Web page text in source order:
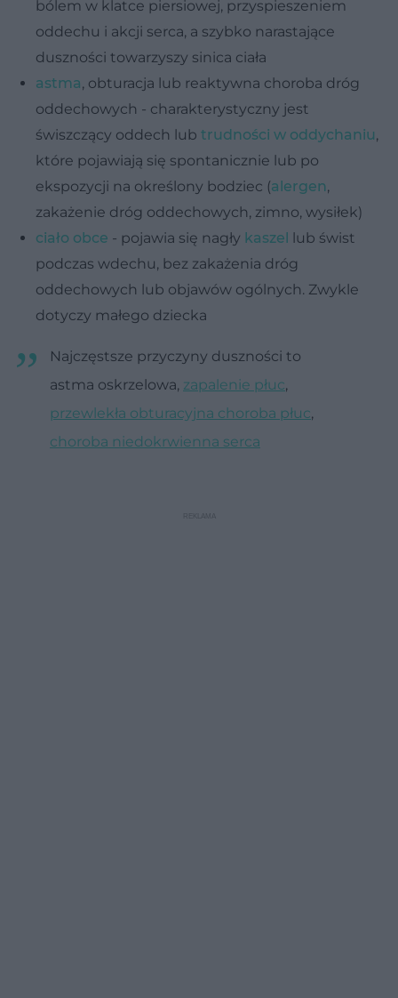
bólem w klatce piersiowej, przyspieszeniem
oddechu i akcji serca, a szybko narastające
duszności towarzyszy sinica ciała
astma, obturacja lub reaktywna choroba dróg
oddechowych - charakterystyczny jest
świszczący oddech lub trudności w oddychaniu,
które pojawiają się spontanicznie lub po
ekspozycji na określony bodziec (alergen,
zakażenie dróg oddechowych, zimno, wysiłek)
ciało obce - pojawia się nagły kaszel lub świst
podczas wdechu, bez zakażenia dróg
oddechowych lub objawów ogólnych. Zwykle
dotyczy małego dziecka
Najczęstsze przyczyny duszności to
astma oskrzelowa, zapalenie płuc,
przewlekła obturacyjna choroba płuc,
choroba niedokrwienna serca